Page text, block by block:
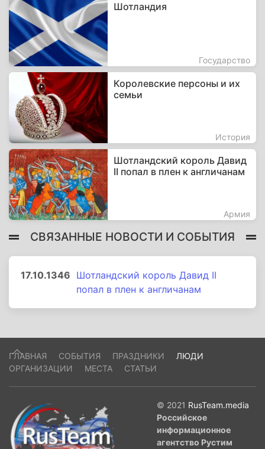
Шотландия
Государство
Королевские персоны и их
семьи
История
Шотландский король Давид
II попал в плен к англичанам
Армия
СВЯЗАННЫЕ НОВОСТИ И СОБЫТИЯ
17.10.1346 Шотландский король Давид II
попал в плен к англичанам
ГЛАВНАЯ СОБЫТИЯ ПРАЗДНИКИ
ЛЮДИ
ОРГАНИЗАЦИИ
МЕСТА СТАТЬИ
© 2021 RusTeam.media
Российское
информационное
агентство Рустим